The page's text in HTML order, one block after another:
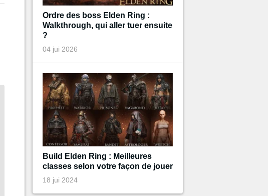
Ordre des boss Elden Ring :
Walkthrough, qui aller tuer ensuite
?
04 jui 2026
Build Elden Ring : Meilleures
classes selon votre façon de jouer
18 jui 2024